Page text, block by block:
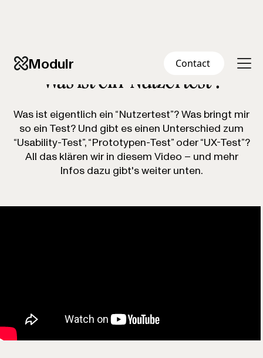
Modulr Contact
DAS UX-WÖRTERBUCH
Was ist ein "Nutzertest"?
Was ist eigentlich ein “Nutzertest”? Was bringt mir
so ein Test? Und gibt es einen Unterschied zum
“Usability-Test”, “Prototypen-Test” oder “UX-Test”?
All das klären wir in diesem Video – und mehr
Infos dazu gibt's weiter unten.